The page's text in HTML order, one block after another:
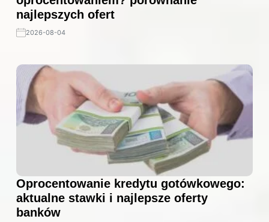
najlepszych ofert
2026-08-04
Oprocentowanie kredytu gotówkowego:
aktualne stawki i najlepsze oferty
banków